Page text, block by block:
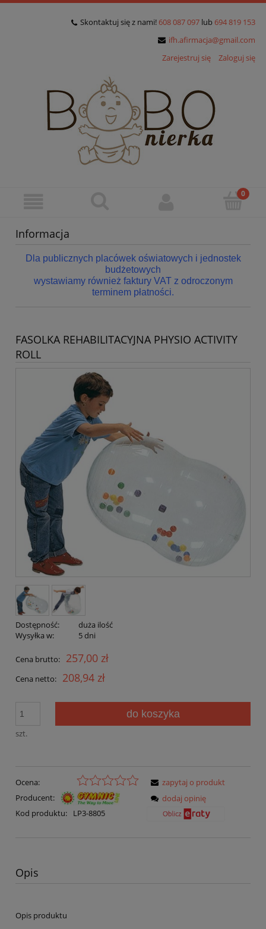
Skontaktuj się z nami! 608 087 097 lub 694 819 153
ifh.afirmacja@gmail.com
Zarejestruj się
Zaloguj się
Informacja
Dla publicznych placówek oświatowych i jednostek
budżetowych
wystawiamy również faktury VAT z odroczonym
terminem płatności.
FASOLKA REHABILITACYJNA PHYSIO ACTIVITY
ROLL
Dostępność:
duża ilość
Wysyłka w:
5 dni
Cena brutto: 257,00 zł
Cena netto: 208,94 zł
szt.
do koszyka
Ocena:
Producent:
Kod produktu:
LP3-8805
zapytaj o produkt
dodaj opinię
Opis
Opis produktu